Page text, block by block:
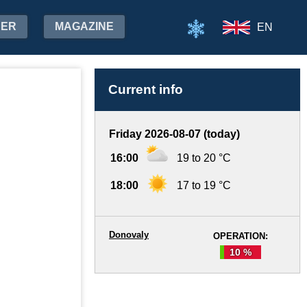
MAGAZINE EN
Current info
Friday 2026-08-07 (today)
16:00 19 to 20 °C
18:00 17 to 19 °C
OPERATION:
10 %
Donovaly